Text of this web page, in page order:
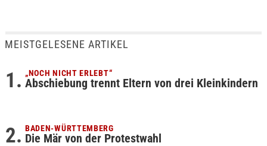
MEISTGELESENE ARTIKEL
„NOCH NICHT ERLEBT“
Abschiebung trennt Eltern von drei Kleinkindern
BADEN-WÜRTTEMBERG
Die Mär von der Protestwahl